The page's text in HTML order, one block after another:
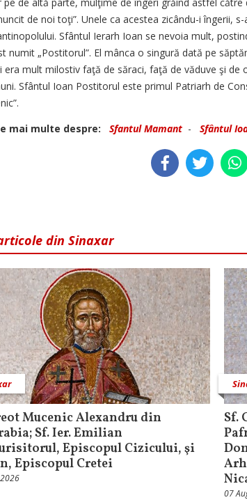
pe de altă parte, mulţime de îngeri grăind astfel către
de noi toţi”. Unele ca acestea zicându-i îngerii,
Sfântul Ierarh Ioan se nevoia mult,
numit „Postitorul”. El mânca o singură dată pe
era mult milostiv faţă de săraci, faţă de văduve şi de
Sfântul Ioan Postitorul este primul Patriarh de
mai multe despre:
Sfantul Mamant - Sfântul
din Sinaxar
Mucenic Alexandru din
Sf. Ier. Emilian
Episcopul Cizicului, şi
Episcopul Cretei
Sf.
07